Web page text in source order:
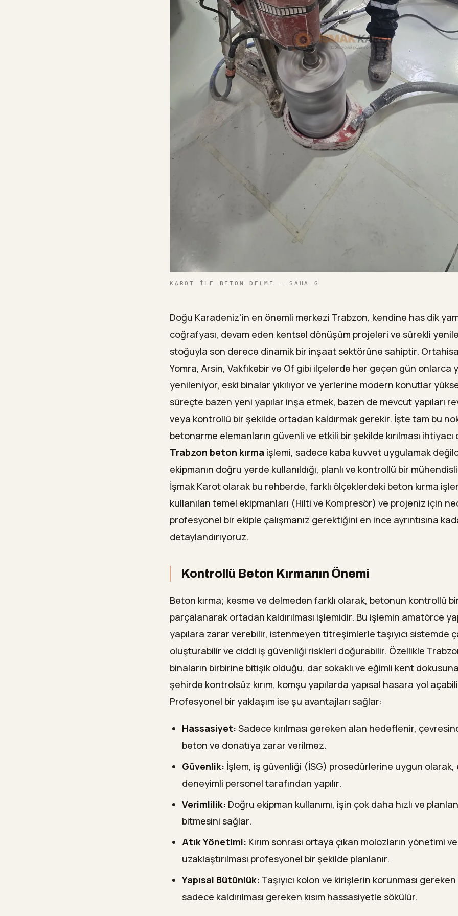
KAROT ILE BETON DELME — SAHA G
Doğu Karadeniz'in en önemli merkezi Trabzon, kendine has dik
coğrafyası, devam eden kentsel dönüşüm projeleri ve sürekli
stoğuyla son derece dinamik bir inşaat sektörüne sahiptir.
Yomra, Arsin, Vakfıkebir ve Of gibi ilçelerde her geçen gün onlarca
yenileniyor, eski binalar yıkılıyor ve yerlerine modern konutlar
süreçte bazen yeni yapılar inşa etmek, bazen de mevcut yapıları
veya kontrollü bir şekilde ortadan kaldırmak gerekir. İşte tam bu
betonarme elemanların güvenli ve etkili bir şekilde kırılması
Trabzon beton kırma işlemi, sadece kaba kuvvet uygulamak
ekipmanın doğru yerde kullanıldığı, planlı ve kontrollü bir
İşmak Karot olarak bu rehberde, farklı ölçeklerdeki beton kırma
kullanılan temel ekipmanları (Hilti ve Kompresör) ve projeniz için
profesyonel bir ekiple çalışmanız gerektiğini en ince ayrıntısına
detaylandırıyoruz.
Kontrollü Beton Kırmanın Önemi
Beton kırma; kesme ve delmeden farklı olarak, betonun kontrollü
parçalanarak ortadan kaldırılması işlemidir. Bu işlemin amatörce
yapılara zarar verebilir, istenmeyen titreşimlerle taşıyıcı sistemde
oluşturabilir ve ciddi iş güvenliği riskleri doğurabilir. Özellikle
binaların birbirine bitişik olduğu, dar sokaklı ve eğimli kent
şehirde kontrolsüz kırım, komşu yapılarda yapısal hasara yol
Profesyonel bir yaklaşım ise şu avantajları sağlar:
Hassasiyet: Sadece kırılması gereken alan hedeflenir,
beton ve donatıya zarar verilmez.
Güvenlik: İşlem, iş güvenliği (İSG) prosedürlerine uygun olarak,
deneyimli personel tarafından yapılır.
Verimlilik: Doğru ekipman kullanımı, işin çok daha hızlı ve
bitmesini sağlar.
Atık Yönetimi: Kırım sonrası ortaya çıkan molozların yönetimi
uzaklaştırılması profesyonel bir şekilde planlanır.
Yapısal Bütünlük: Taşıyıcı kolon ve kirişlerin korunması
sadece kaldırılması gereken kısım hassasiyetle sökülür.